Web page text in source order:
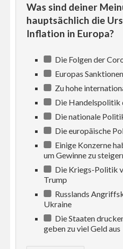
Was sind deiner
hauptsächlich die
Inflation in Europa?
Die Folgen der
Europas
Zu hohe
Die Handelspolitik
Die nationale
Die europäische
Einige Konzerne
um Gewinne zu
Die Kriegs-Politik
Trump
Russlands
Ukraine
Die Staaten
geben zu viel Geld aus